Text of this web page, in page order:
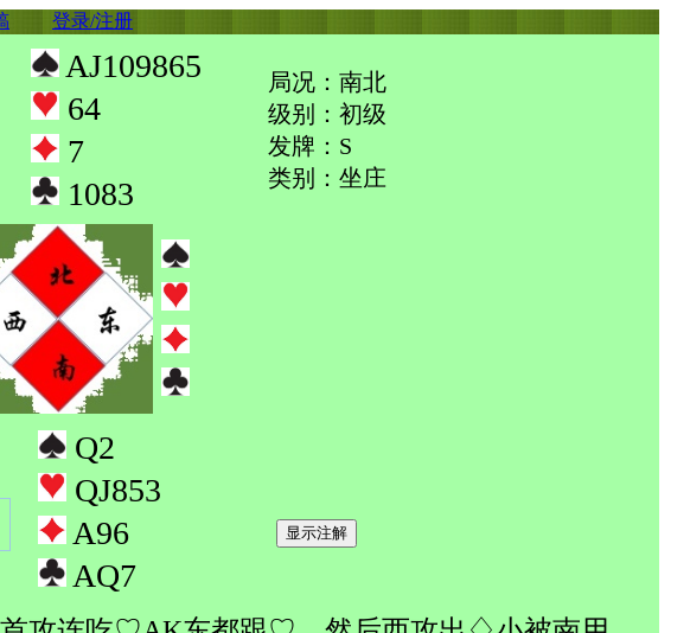
登录/注册
AJ109865
64
7
1083
局况：南北
级别：初级
发牌：S
类别：坐庄
Q2
QJ853
A96
AQ7